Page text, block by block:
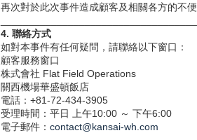
再次對於此次事件造成顧客及相關各方的不
4. 聯絡方式
如對本事件有任何疑問，請聯絡以下窗口：
顧客服務窗口
株式會社 Flat Field Operations
關西機場華盛頓飯店
電話：+81-72-434-3905
受理時間：平日 上午10:00 ～ 下午6:00
電子郵件： contact@kansai-wh.com